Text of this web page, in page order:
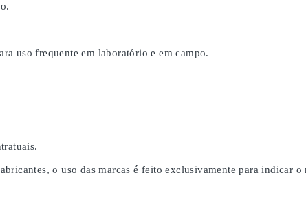
uso frequente em laboratório e em campo.
o uso das marcas é feito exclusivamente para indicar